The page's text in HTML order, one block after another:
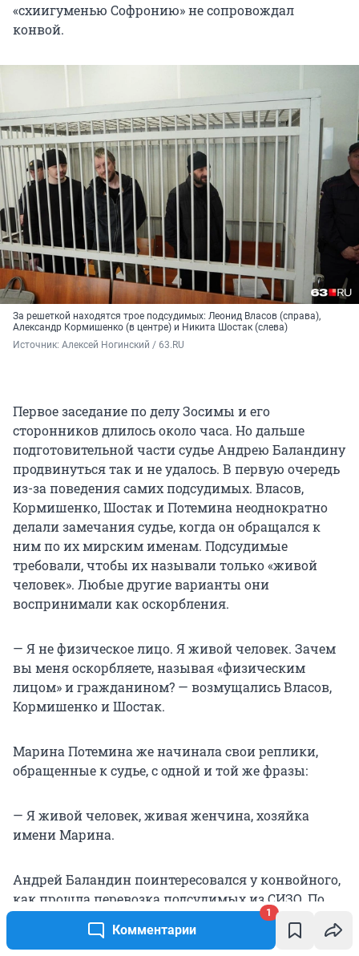
Комментарии
1
«схиигуменью Софронию» не сопровождал
конвой.
За решеткой находятся трое подсудимых: Леонид Власов (справа),
Александр Кормишенко (в центре) и Никита Шостак (слева)
Источник: Алексей Ногинский / 63.RU
Первое заседание по делу Зосимы и его
сторонников длилось около часа. Но дальше
подготовительной части судье Андрею Баландину
продвинуться так и не удалось. В первую очередь
из-за поведения самих подсудимых. Власов,
Кормишенко, Шостак и Потемина неоднократно
делали замечания судье, когда он обращался к
ним по их мирским именам. Подсудимые
требовали, чтобы их называли только «живой
человек». Любые другие варианты они
воспринимали как оскорбления.
— Я не физическое лицо. Я живой человек. Зачем
вы меня оскорбляете, называя «физическим
лицом» и гражданином? — возмущались Власов,
Кормишенко и Шостак.
Марина Потемина же начинала свои реплики,
обращенные к судье, с одной и той же фразы:
— Я живой человек, живая женчина, хозяйка
имени Марина.
Андрей Баландин поинтересовался у конвойного,
как прошла перевозка подсудимых из СИЗО. По
словам сотрудника полиции, Власов, Кормишенко
и Шостак отзывались на свои мирские имена и не